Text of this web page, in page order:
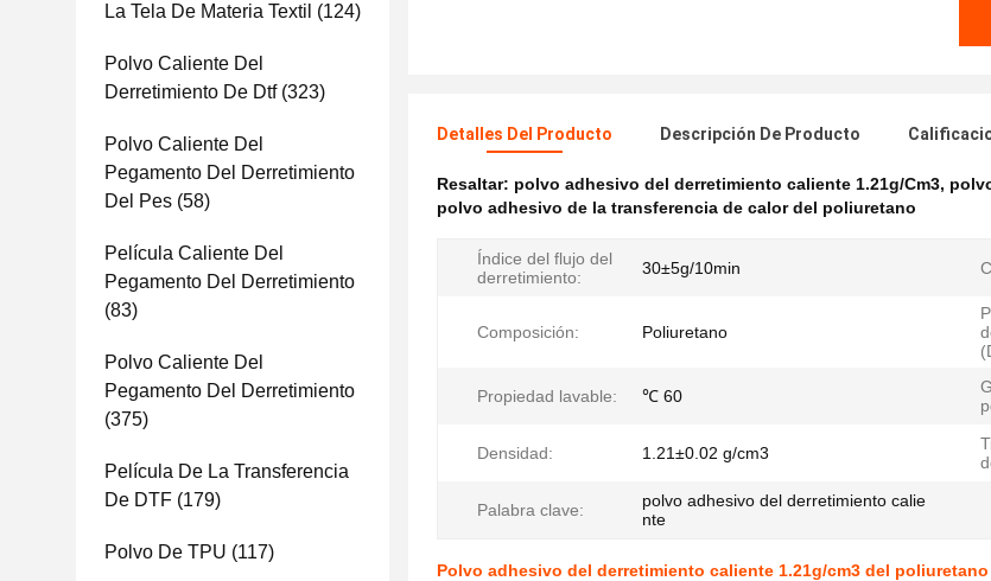
La Tela De Materia Textil (124)
Polvo Caliente Del
Derretimiento De Dtf(323)
Polvo Caliente Del
Pegamento Del Derretimiento
Del Pes (58)
Película Caliente Del
Pegamento Del Derretimiento
(83)
Polvo Caliente Del
Pegamento Del Derretimiento
(375)
Película De La Transferencia
De DTF (179)
Polvo De TPU (117)
Detalles Del Producto Descripción De Producto
Resaltar: polvo adhesivo del derretimiento caliente 1.21g/Cm3,
polvo adhesivo de la transferencia de calor del poliuretano
Índice del flujo del
derretimiento:
30±5g/10min
Composición: Poliuretano
Propiedad lavable: ℃ 60
Densidad: 1.21±0.02 g/cm3
Palabra clave:
polvo adhesivo del derretimiento calie
nte
Polvo adhesivo del derretimiento caliente 1.21g/cm3 del poliuretano